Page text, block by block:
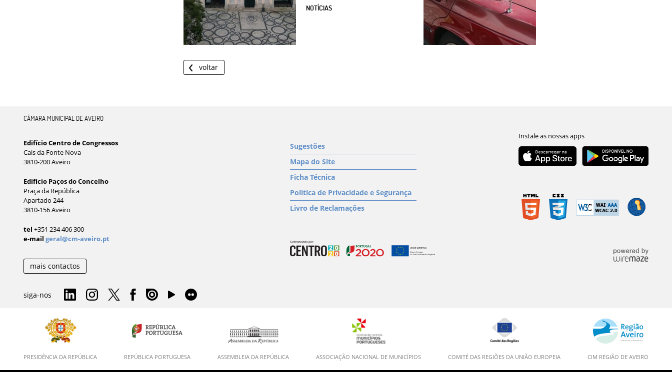
NOTÍCIAS
voltar
CÂMARA MUNICIPAL DE AVEIRO
Edifício Centro de Congressos
Cais da Fonte Nova
3810-200 Aveiro
Edifício Paços do Concelho
Praça da República
Apartado 244
3810-156 Aveiro
tel +351 234 406 300
e-mail geral@cm-aveiro.pt
mais contactos
siga-nos
Sugestões
Mapa do Site
Ficha Técnica
Política de Privacidade e Segurança
Livro de Reclamações
PRESIDÊNCIA DA REPÚBLICA REPÚBLICA PORTUGUESA ASSEMBLEIA DA REPÚBLICA ASSOCIAÇÃO NACIONAL DE MUNICÍPIOS COMITÉ DAS REGIÕES DA UNIÃO EUROPEIA CIM REGIÃO DE AVEIRO